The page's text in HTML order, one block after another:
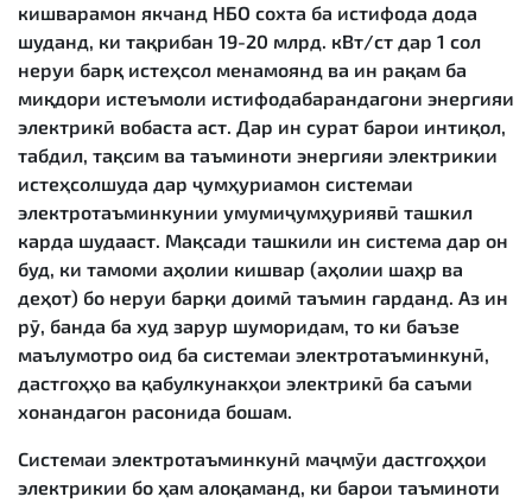
кишварамон якчанд НБО сохта ба истифода дода
шуданд, ки тақрибан 19-20 млрд. кВт/ст дар 1 сол
неруи барқ истеҳсол менамоянд ва ин рақам ба
миқдори истеъмоли истифодабарандагони энергияи
электрикӣ вобаста аст. Дар ин сурат барои интиқол,
табдил, тақсим ва таъминоти энергияи электрикии
истеҳсолшуда дар ҷумҳуриамон системаи
электротаъминкунии умумиҷумҳуриявӣ ташкил
карда шудааст. Мақсади ташкили ин система дар он
буд, ки тамоми аҳолии кишвар (аҳолии шаҳр ва
деҳот) бо неруи барқи доимӣ таъмин гарданд. Аз ин
рӯ, банда ба худ зарур шуморидам, то ки баъзе
маълумотро оид ба системаи электротаъминкунӣ,
дастгоҳҳо ва қабулкунакҳои электрикӣ ба саъми
хонандагон расонида бошам.
Системаи электротаъминкунӣ маҷмӯи дастгоҳҳои
электрикии бо ҳам алоқаманд, ки барои таъминоти